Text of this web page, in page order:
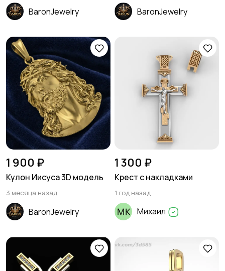
BaronJewelry BaronJewelry
1 900 ₽
Кулон Иисуса 3D модель
3 месяца назад
BaronJewelry
1 300 ₽
Крест с накладками
1 год назад
Михаил